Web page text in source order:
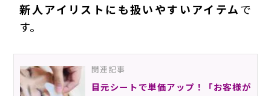
新人アイリストにも扱いやすいアイテムで
す。
関連記事
目元シートで単価アップ！「お客様が